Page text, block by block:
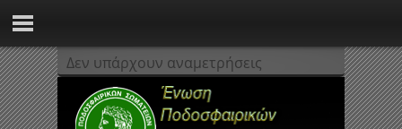
Δεν υπάρχουν αναμετρήσεις